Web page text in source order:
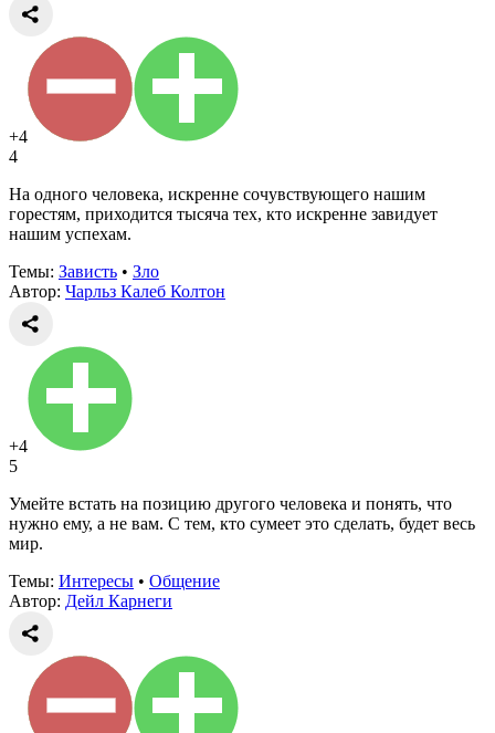
+4
4
На одного человека, искренне сочувствующего нашим
горестям, приходится тысяча тех, кто искренне завидует
нашим успехам.
Темы: Зависть • Зло
Автор: Чарльз Калеб Колтон
+4
5
Умейте встать на позицию другого человека и понять, что
нужно ему, а не вам. С тем, кто сумеет это сделать, будет весь
мир.
Темы: Интересы • Общение
Автор: Дейл Карнеги